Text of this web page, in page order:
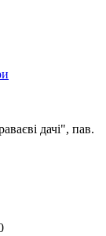
дачі", пав.